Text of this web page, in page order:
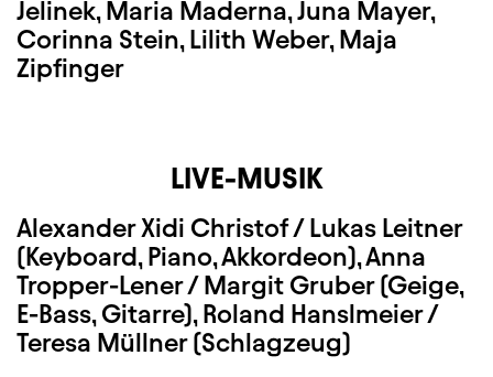
Jelinek, Maria Maderna, Juna Mayer,
Corinna Stein, Lilith Weber, Maja
Zipfinger
LIVE-MUSIK
Alexander Xidi Christof / Lukas Leitner
(Keyboard, Piano, Akkordeon), Anna
Tropper-Lener / Margit Gruber (Geige,
E-Bass, Gitarre), Roland Hanslmeier /
Teresa Müllner (Schlagzeug)